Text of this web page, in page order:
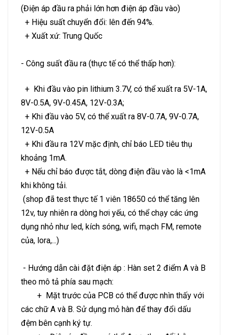
(Điện áp đầu ra phải lớn hơn điện áp đầu vào)
+ Hiệu suất chuyển đổi: lên đến 94%.
+ Xuất xứ: Trung Quốc
- Công suất đầu ra (thực tế có thể thấp hơn):
+ Khi đầu vào pin lithium 3.7V, có thể xuất ra 5V-1A,
8V-0.5A, 9V-0.45A, 12V-0.3A;
+ Khi đầu vào 5V, có thể xuất ra 8V-0.7A, 9V-0.7A,
12V-0.5A
+ Khi đầu ra 12V mặc định, chỉ báo LED tiêu thụ
khoảng 1mA.
+ Nếu chỉ báo được tắt, dòng điện đầu vào là <1mA
khi không tải.
(shop đã test thực tế 1 viên 18650 có thể tăng lên
12v, tuy nhiên ra dòng hơi yếu, có thể chạy các ứng
dụng nhỏ như led, kích sóng, wifi, mạch FM, remote
của, lora,...)
- Hướng dẫn cài đặt điện áp : Hàn set 2 điểm A và B
theo mô tả phía sau mạch:
+ Mặt trước của PCB có thể được nhìn thấy với
các chữ A và B. Sử dụng mỏ hàn để thay đổi dấu
đệm bên cạnh ký tự.